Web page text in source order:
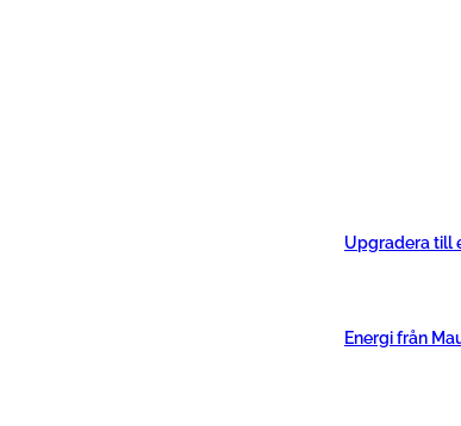
Upgradera till
Energi från